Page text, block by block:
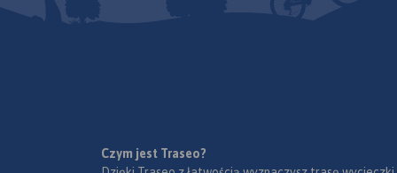
pomiędzy Radomiem a Wisłą
z Puszczą Kozienicką jest
lewobrzeżna część doliny
Puszczę Kozienicką najlepiej
Czym jest Traseo?